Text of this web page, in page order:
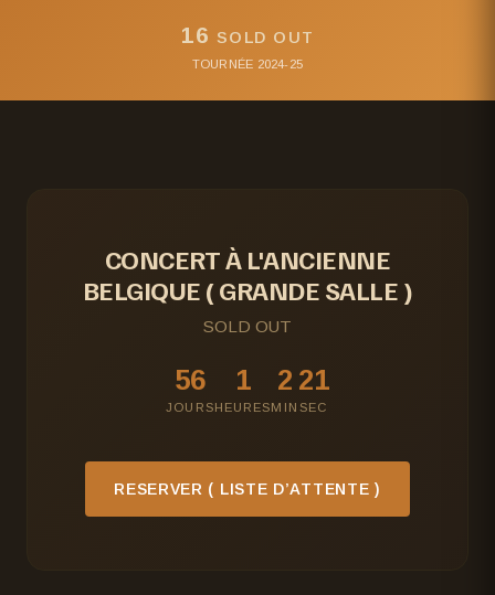
16 SOLD OUT
TOURNÉE 2024-25
CONCERT À L'ANCIENNE
BELGIQUE ( GRANDE SALLE )
SOLD OUT
56
JOURS
1
HEURES
2
MIN
20
SEC
RESERVER ( LISTE D’ATTENTE )